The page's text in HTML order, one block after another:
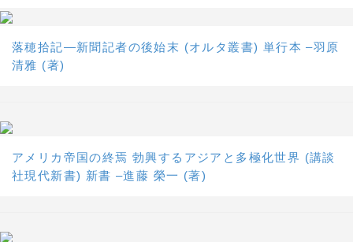
落穂拾記―新聞記者の後始末 (オルタ叢書) 単行本 –羽原
清雅 (著)
アメリカ帝国の終焉 勃興するアジアと多極化世界 (講談
社現代新書) 新書 –進藤 榮一 (著)